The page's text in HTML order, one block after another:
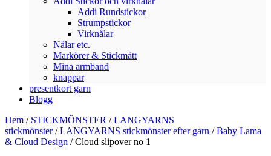
Addi Rundstickor
Strumpstickor
Virknålar
Nålar etc.
Markörer & Stickmått
Mina armband
knappar
presentkort garn
Blogg
Hem / STICKMÖNSTER /LANGYARNS
stickmönster/LANGYARNS stickmönster efter garn /Baby Lama
& Cloud Design / Cloud slipover no 1